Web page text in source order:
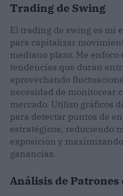
Trading de Swing
El trading de swing es mi
para capitalizar
mediano plazo. Me
tendencias que duran
aprovechando
necesidad de monitorear
mercado. Utilizo gráficos
para detectar puntos de
estratégicos, reduciendo
exposición y
ganancias.
Análisis de Patrones